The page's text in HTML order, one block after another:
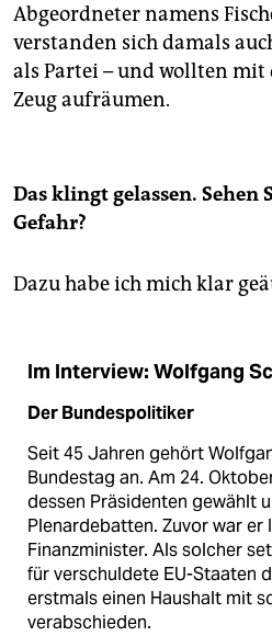
Abgeordneter namens
verstanden sich damals
als Partei – und wollten mit
Zeug aufräumen.
Das klingt gelassen. Sehen
Gefahr?
Dazu habe ich mich klar
Im Interview: Wolfgang
Der Bundespolitiker
Seit 45 Jahren gehört
Bundestag an. Am 24.
dessen Präsidenten gewählt
Plenardebatten. Zuvor war er
Finanzminister. Als solcher
für verschuldete EU-Staaten
erstmals einen Haushalt mit
verabschieden.